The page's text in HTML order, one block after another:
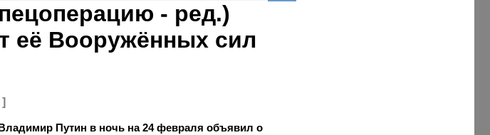
- ред.)
её Вооружённых сил
]
Путин в ночь на 24 февраля объявил о